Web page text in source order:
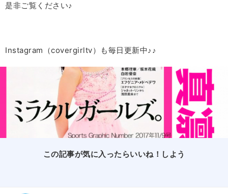
是非ご覧ください♪
Instagram（covergirltv）も毎日更新中♪♪
この記事が気に入ったらいいね！しよう